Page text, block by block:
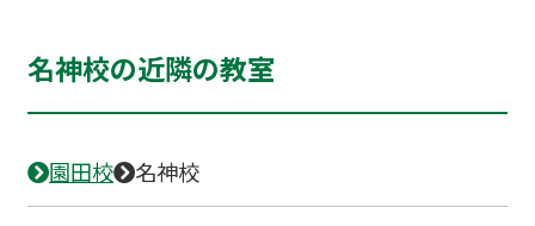
名神校の近隣の教室
園田校 名神校